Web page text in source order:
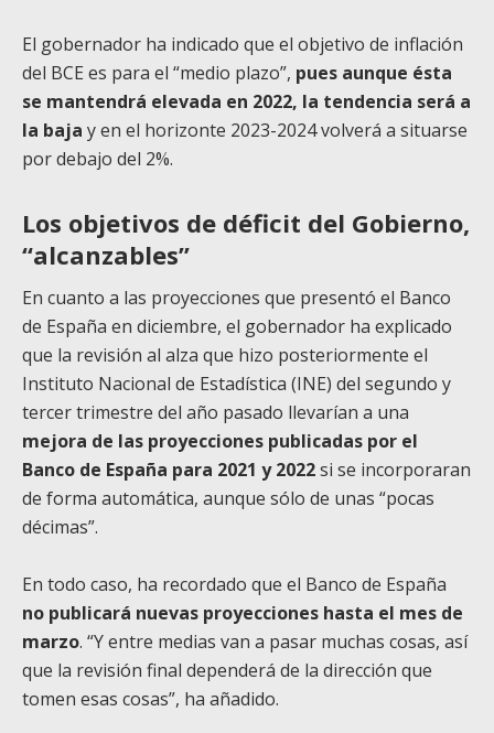
El gobernador ha indicado que el objetivo de inflación
del BCE es para el “medio plazo”, pues aunque ésta
se mantendrá elevada en 2022, la tendencia será a
la baja y en el horizonte 2023-2024 volverá a situarse
por debajo del 2%.
Los objetivos de déficit del Gobierno,
“alcanzables”
En cuanto a las proyecciones que presentó el Banco
de España en diciembre, el gobernador ha explicado
que la revisión al alza que hizo posteriormente el
Instituto Nacional de Estadística (INE) del segundo y
tercer trimestre del año pasado llevarían a una
mejora de las proyecciones publicadas por el
Banco de España para 2021 y 2022si se incorporaran
de forma automática, aunque sólo de unas “pocas
décimas”.
En todo caso, ha recordado que el Banco de España
no publicará nuevas proyecciones hasta el mes de
marzo. “Y entre medias van a pasar muchas cosas, así
que la revisión final dependerá de la dirección que
tomen esas cosas”, ha añadido.